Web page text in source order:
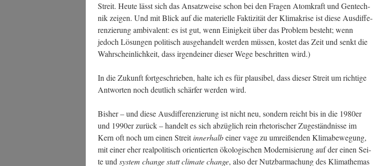
Streit. Heu­te lässt sich das Ansatz­wei­se schon bei den Fra­gen Atom­kraft und Gen­tech­
nik zei­gen. Und mit Blick auf die mate­ri­el­le Fak­ti­zi­tät der Kli­ma­kri­se ist die­se Aus­dif­fe­
ren­zie­rung ambi­va­lent: es ist gut, wenn Einig­keit über das Pro­blem besteht; wenn
jedoch Lösun­gen poli­tisch aus­ge­han­delt wer­den müs­sen, kos­tet das Zeit und senkt die
Wahr­schein­lich­keit, dass irgend­ei­ner die­ser Wege beschrit­ten wird.)
In die Zukunft fort­ge­schrie­ben, hal­te ich es für plau­si­bel, dass die­ser Streit um rich­ti­ge
Ant­wor­ten noch deut­lich schär­fer wer­den wird.
Bis­her – und die­se Aus­dif­fe­ren­zie­rung ist nicht neu, son­dern reicht bis in die 1980er
und 1990er zurück – han­delt es sich abzüg­lich rein rhe­to­ri­scher Zuge­ständ­nis­se im
Kern oft noch um einen Streitinner­halbeiner vage zu umrei­ßen­den Kli­ma­be­we­gung,
mit einer eher real­po­li­tisch ori­en­tier­ten öko­lo­gi­schen Moder­ni­sie­rung auf der einen Sei­
te undsys­tem chan­ge statt cli­ma­te chan­ge, also der Nutz­bar­ma­chung des Kli­mathe­mas